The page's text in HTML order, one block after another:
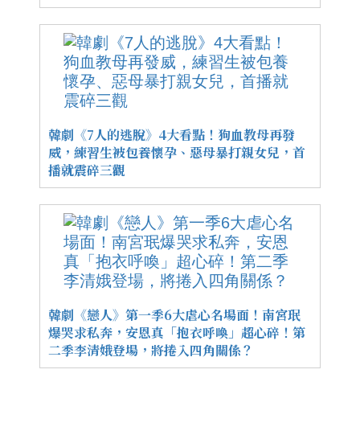
韓劇《7人的逃脫》4大看點！狗血教母再發
威，練習生被包養懷孕、惡母暴打親女兒，首
播就震碎三觀
韓劇《戀人》第一季6大虐心名場面！南宮珉
爆哭求私奔，安恩真「抱衣呼喚」超心碎！第
二季李清娥登場，將捲入四角關係？